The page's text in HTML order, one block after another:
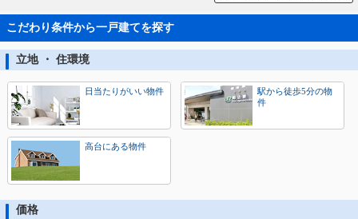
こだわり条件から一戸建てを探す
立地 ・ 住環境
日当たりがいい物件
駅から徒歩5分の物
件
高台にある物件
価格